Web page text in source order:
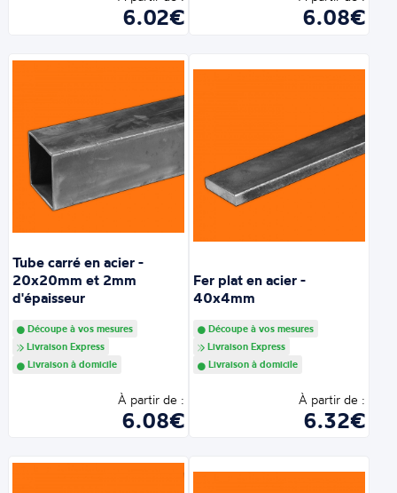
6.02€ 6.08€
Tube carré en acier -
20x20mm et 2mm
d'épaisseur
Découpe à vos mesures
Livraison Express
Livraison à domicile
À partir de :
6.08€
Fer plat en acier -
40x4mm
Découpe à vos mesures
Livraison Express
Livraison à domicile
À partir de :
6.32€